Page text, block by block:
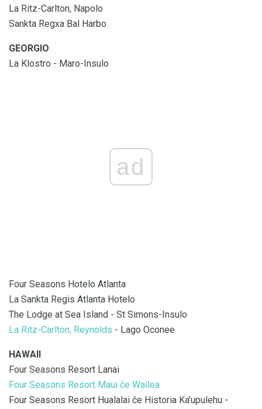
La Ritz-Carlton, Napolo
Sankta Regxa Bal Harbo
GEORGIO
La Klostro - Maro-Insulo
ad
Four Seasons Hotelo Atlanta
La Sankta Regis Atlanta Hotelo
The Lodge at Sea Island - St Simons-Insulo
La Ritz-Carlton, Reynolds - Lago Oconee
HAWAII
Four Seasons Resort Lanai
Four Seasons Resort Maui ĉe Wailea
Four Seasons Resort Hualalai ĉe Historia Ka'upulehu -